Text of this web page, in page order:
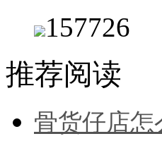
157726
推荐阅读
骨货仔店